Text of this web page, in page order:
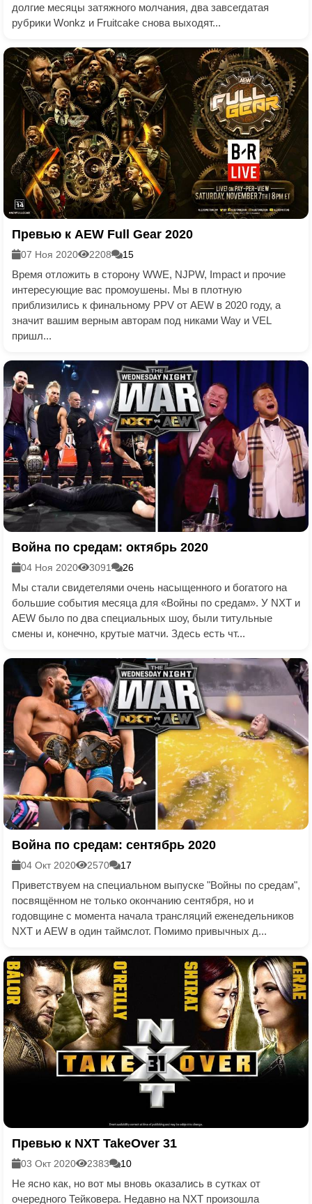
долгие месяцы затяжного молчания, два завсегдатая
рубрики Wonkz и Fruitcake снова выходят...
Превью к AEW Full Gear 2020
07 Ноя 2020 2208 15
Время отложить в сторону WWE, NJPW, Impact и прочие
интересующие вас промоушены. Мы в плотную
приблизились к финальному PPV от AEW в 2020 году, а
значит вашим верным авторам под никами Way и VEL
пришл...
Война по средам: октябрь 2020
04 Ноя 2020 3091 26
Мы стали свидетелями очень насыщенного и богатого на
большие события месяца для «Войны по средам». У NXT и
AEW было по два специальных шоу, были титульные
смены и, конечно, крутые матчи. Здесь есть чт...
Война по средам: сентябрь 2020
04 Окт 2020 2570 17
Приветствуем на специальном выпуске "Войны по средам",
посвящённом не только окончанию сентября, но и
годовщине с момента начала трансляций еженедельников
NXT и AEW в один таймслот. Помимо привычных д...
Превью к NXT TakeOver 31
03 Окт 2020 2383 10
Не ясно как, но вот мы вновь оказались в сутках от
очередного Тейковера. Недавно на NXT произошла